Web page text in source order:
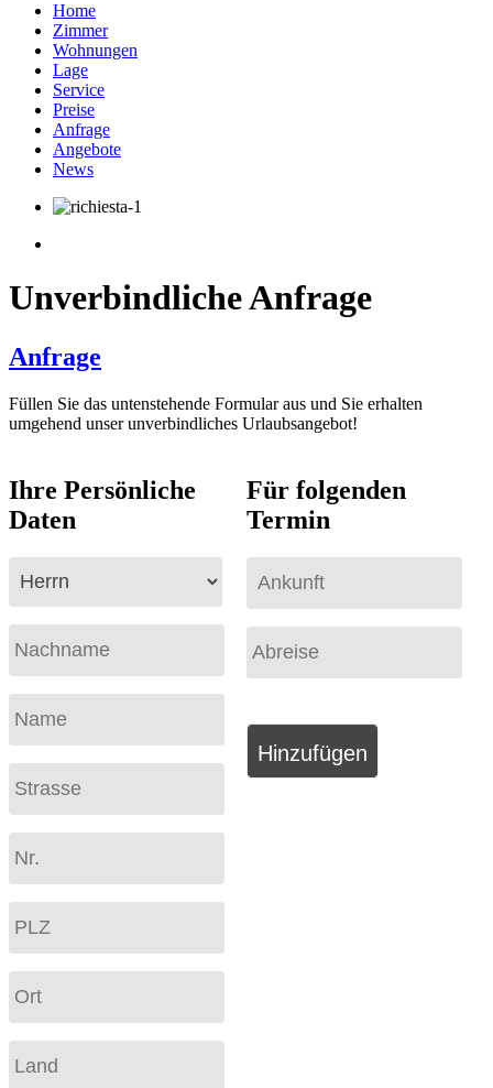
Home
Zimmer
Wohnungen
Lage
Service
Preise
Anfrage
Angebote
News
Unverbindliche Anfrage
Anfrage
Füllen Sie das untenstehende Formular aus und Sie erhalten
umgehend unser unverbindliches Urlaubsangebot!
Ihre Persönliche
Daten
Für folgenden
Termin